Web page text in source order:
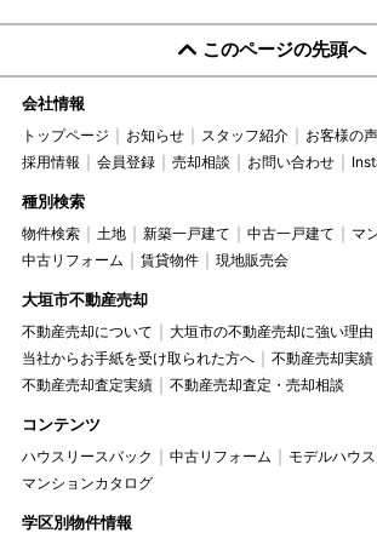
このページの先頭へ
会社情報
トップページ お知らせ スタッフ紹介 お客様の声
採用情報
会員登録 売却相談 お問い合わせ
種別検索
物件検索 土地 新築一戸建て 中古一戸建て マ
中古リフォーム
賃貸物件 現地販売会
大垣市不動産売却
不動産売却について
大垣市の不動産売却に強い理由
当社からお手紙を受け取られた方へ
不動産売却実績
不動産売却査定実績
不動産売却査定・売却相談
コンテンツ
ハウスリースバック 中古リフォーム
モデルハウ
マンションカタログ
学区別物件情報